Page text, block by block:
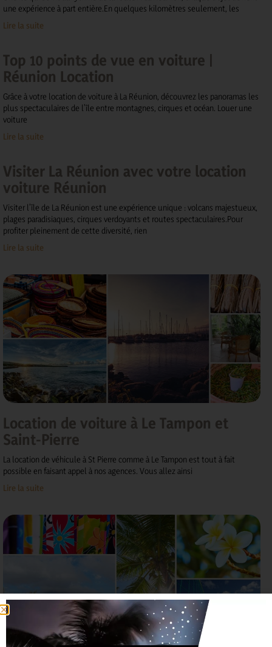
une expérience à part entière.En quelques kilomètres seulement, les
Lire la suite
Top 10 points de vue en voiture |
Réunion Location
Grâce à votre location de voiture à La Réunion, découvrez les panoramas les
plus spectaculaires de l’île entre montagnes, cirques et océan. Louer une
voiture
Lire la suite
Visiter La Réunion avec votre location
voiture Réunion
Visiter l’île de La Réunion est une expérience unique : volcans majestueux,
plages paradisiaques, cirques verdoyants et routes spectaculaires.Pour
profiter pleinement de cette diversité, rien
Lire la suite
Location de voiture à Le Tampon et
Saint-Pierre
La location de véhicule à St Pierre comme à Le Tampon est tout à fait
possible en faisant appel à nos agences. Vous allez ainsi
Lire la suite